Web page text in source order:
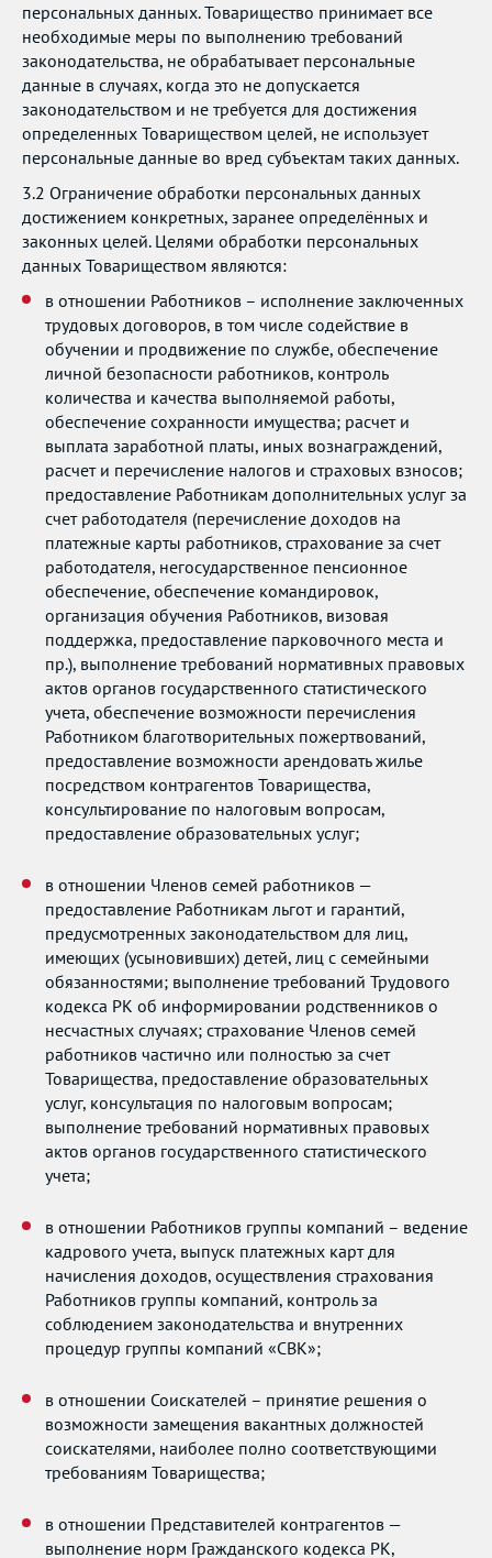
персональных данных. Товарищество принимает все
необходимые меры по выполнению требований
законодательства, не обрабатывает персональные
данные в случаях, когда это не допускается
законодательством и не требуется для достижения
определенных Товариществом целей, не использует
персональные данные во вред субъектам таких данных.
3.2 Ограничение обработки персональных данных
достижением конкретных, заранее определённых и
законных целей. Целями обработки персональных
данных Товариществом являются:
в отношении Работников – исполнение заключенных
трудовых договоров, в том числе содействие в
обучении и продвижение по службе, обеспечение
личной безопасности работников, контроль
количества и качества выполняемой работы,
обеспечение сохранности имущества; расчет и
выплата заработной платы, иных вознаграждений,
расчет и перечисление налогов и страховых взносов;
предоставление Работникам дополнительных услуг за
счет работодателя (перечисление доходов на
платежные карты работников, страхование за счет
работодателя, негосударственное пенсионное
обеспечение, обеспечение командировок,
организация обучения Работников, визовая
поддержка, предоставление парковочного места и
пр.), выполнение требований нормативных правовых
актов органов государственного статистического
учета, обеспечение возможности перечисления
Работником благотворительных пожертвований,
предоставление возможности арендовать жилье
посредством контрагентов Товарищества,
консультирование по налоговым вопросам,
предоставление образовательных услуг;
в отношении Членов семей работников —
предоставление Работникам льгот и гарантий,
предусмотренных законодательством для лиц,
имеющих (усыновивших) детей, лиц с семейными
обязанностями; выполнение требований Трудового
кодекса РК об информировании родственников о
несчастных случаях; страхование Членов семей
работников частично или полностью за счет
Товарищества, предоставление образовательных
услуг, консультация по налоговым вопросам;
выполнение требований нормативных правовых
актов органов государственного статистического
учета;
в отношении Работников группы компаний – ведение
кадрового учета, выпуск платежных карт для
начисления доходов, осуществления страхования
Работников группы компаний, контроль за
соблюдением законодательства и внутренних
процедур группы компаний «СВК»;
в отношении Соискателей – принятие решения о
возможности замещения вакантных должностей
соискателями, наиболее полно соответствующими
требованиям Товарищества;
в отношении Представителей контрагентов —
выполнение норм Гражданского кодекса РК,